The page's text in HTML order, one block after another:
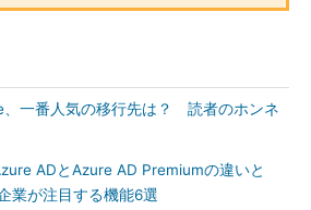
、一番人気の移行先は？ 読者のホンネ
ADとAzure AD Premiumの違いと
業が注目する機能6選